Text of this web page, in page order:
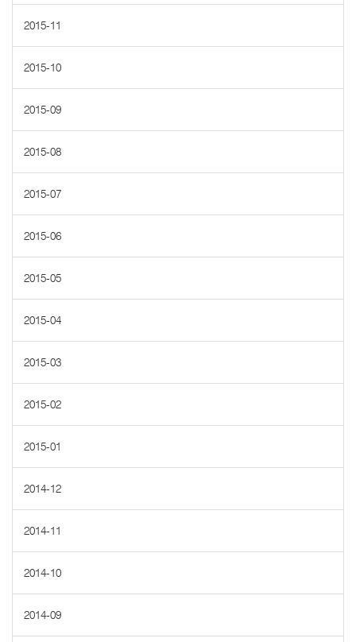
2015-11
2015-10
2015-09
2015-08
2015-07
2015-06
2015-05
2015-04
2015-03
2015-02
2015-01
2014-12
2014-11
2014-10
2014-09